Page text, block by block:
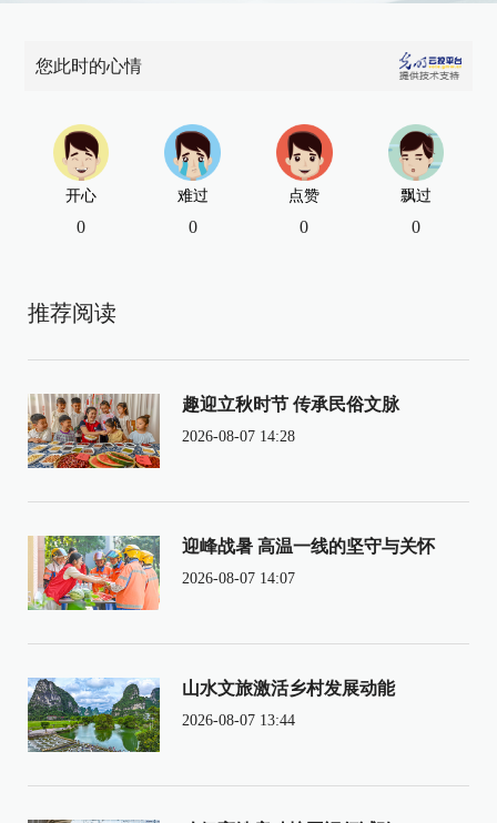
您此时的心情
开心
0
难过
0
点赞
0
飘过
0
推荐阅读
趣迎立秋时节 传承民俗文脉
2026-08-07 14:28
迎峰战暑 高温一线的坚守与关怀
2026-08-07 14:07
山水文旅激活乡村发展动能
2026-08-07 13:44